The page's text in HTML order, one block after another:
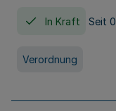
In Kraft Seit
Verordnung